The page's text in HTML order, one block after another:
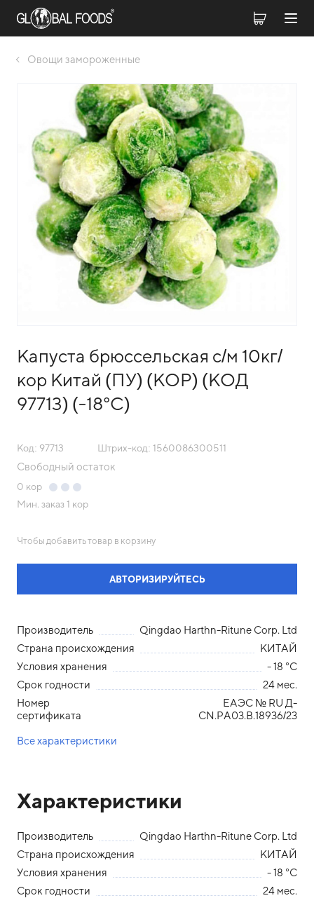
Овощи замороженные
Капуста брюссельская с/м 10кг/
кор Китай (ПУ) (КОР) (КОД
97713) (-18°С)
Код: 97713 Штрих-код: 1560086300511
Свободный остаток
0 кор
Мин. заказ 1 кор
Чтобы добавить товар в корзину
АВТОРИЗИРУЙТЕСЬ
Производитель
Qingdao Harthn-Ritune Corp. Ltd
Страна происхождения
КИТАЙ
Условия хранения
- 18 °С
Срок годности
24 мес.
Номер
сертификата
ЕАЭС № RU Д-
СN.РА03.В.18936/23
Все характеристики
Характеристики
Производитель
Qingdao Harthn-Ritune Corp. Ltd
Страна происхождения
КИТАЙ
Условия хранения
- 18 °С
Срок годности
24 мес.